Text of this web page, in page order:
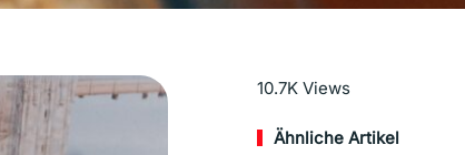
Mehr lesen
10.7K Views
Ähnliche Artikel